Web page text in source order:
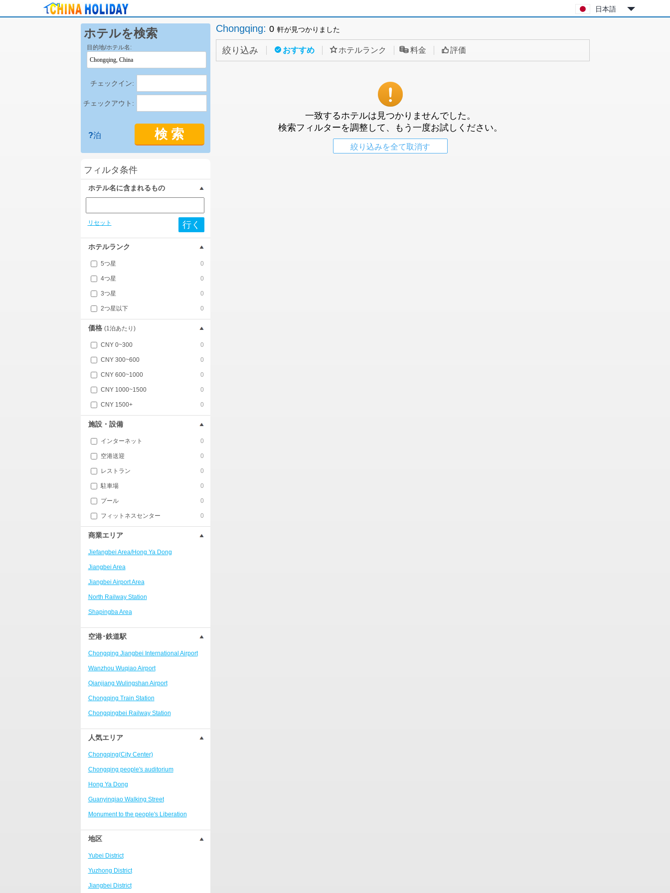
日本語
ホテルを検索
目的地/ホテル名:
チェックイン:
チェックアウト:
検 索
?泊
フィルタ条件
ホテル名に含まれるもの
リセット 行く
ホテルランク
5つ星 0
4つ星 0
3つ星 0
2つ星以下 0
価格 (1泊あたり)
CNY 0~300 0
CNY 300~600 0
CNY 600~1000 0
CNY 1000~1500 0
CNY 1500+ 0
施設・設備
インターネット 0
空港送迎 0
レストラン 0
駐車場 0
プール 0
フィットネスセンター 0
商業エリア
Jiefangbei Area/Hong Ya Dong
Jiangbei Area
Jiangbei Airport Area
North Railway Station
Shapingba Area
Liangjiang New Area
Nanping
Univerisity Town
Ranjiaba and Longxi
Chongqing West Railway
People's Square Area
Yangjiaping
Chashan Bamboo Sea Resort
Nanbin Road/Danzishi
Hechuan College District
High-tech Development Zone
Fuling station business district
Beibei
Ba'nan
Nanshan district
Bishan
空港･鉄道駅
Chongqing Jiangbei International Airport
Wanzhou Wuqiao Airport
Qianjiang Wulingshan Airport
Chongqing Train Station
Chongqingbei Railway Station
Chongqingxi Railway Station
Shapingba Railway Station
人気エリア
Chongqing(City Center)
Chongqing people's auditorium
Hong Ya Dong
Guanyinqiao Walking Street
Monument to the people's Liberation
Chaotianmen Square
Chongqing Grand Theatre
Fairy Mountain National Forest Park
People's Square
Sanxia Square
地区
Yubei District
Yuzhong District
Jiangbei District
Chongqing: 0 軒が見つかりました
絞り込み おすすめ ホテルランク 料金 評価
一致するホテルは見つかりませんでした。
検索フィルターを調整して、もう一度お試しください。
絞り込みを全て取消す